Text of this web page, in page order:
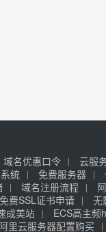
域名优惠口令 云服
统 免费服务器
域名注册流程
免费SSL证书申请 无
成美站 ECS高主频
阿里云服务器配置购买